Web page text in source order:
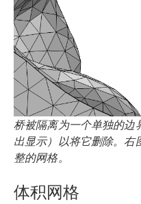
桥被隔离为一个单独的边
出显示）以将它删除。右
整的网格。
体积网格